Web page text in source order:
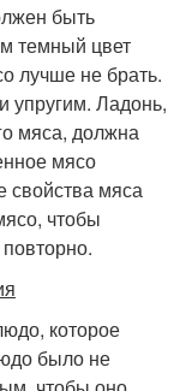
быть
темный цвет
лучше не брать.
упругим. Ладонь,
мяса, должна
мясо
свойства мяса
чтобы
которое
было не